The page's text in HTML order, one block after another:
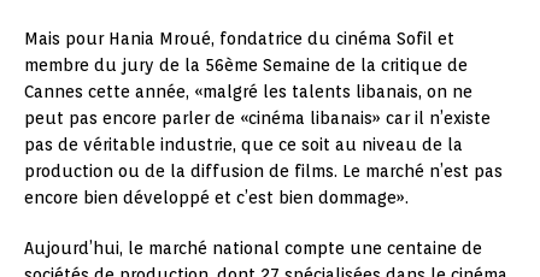
Mais pour Hania Mroué, fondatrice du cinéma Sofil et
membre du jury de la 56ème Semaine de la critique de
Cannes cette année, «malgré les talents libanais, on ne
peut pas encore parler de «cinéma libanais» car il n’existe
pas de véritable industrie, que ce soit au niveau de la
production ou de la diffusion de films. Le marché n’est pas
encore bien développé et c’est bien dommage».
Aujourd’hui, le marché national compte une centaine de